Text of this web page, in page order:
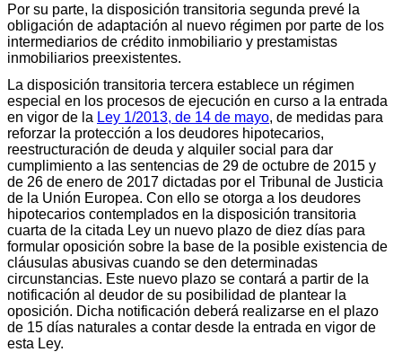
Por su parte, la disposición transitoria segunda prevé la
obligación de adaptación al nuevo régimen por parte de los
intermediarios de crédito inmobiliario y prestamistas
inmobiliarios preexistentes.
La disposición transitoria tercera establece un régimen
especial en los procesos de ejecución en curso a la entrada
en vigor de la Ley 1/2013, de 14 de mayo, de medidas para
reforzar la protección a los deudores hipotecarios,
reestructuración de deuda y alquiler social para dar
cumplimiento a las sentencias de 29 de octubre de 2015 y
de 26 de enero de 2017 dictadas por el Tribunal de Justicia
de la Unión Europea. Con ello se otorga a los deudores
hipotecarios contemplados en la disposición transitoria
cuarta de la citada Ley un nuevo plazo de diez días para
formular oposición sobre la base de la posible existencia de
cláusulas abusivas cuando se den determinadas
circunstancias. Este nuevo plazo se contará a partir de la
notificación al deudor de su posibilidad de plantear la
oposición. Dicha notificación deberá realizarse en el plazo
de 15 días naturales a contar desde la entrada en vigor de
esta Ley.